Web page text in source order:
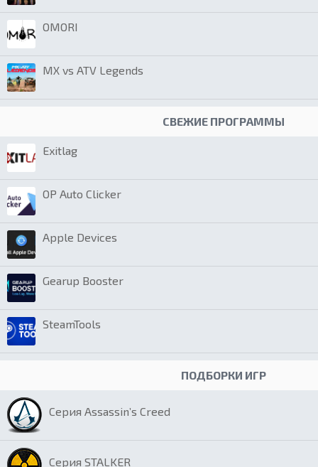
OMORI
MX vs ATV Legends
СВЕЖИЕ ПРОГРАММЫ
Exitlag
OP Auto Clicker
Apple Devices
Gearup Booster
SteamTools
ПОДБОРКИ ИГР
Серия Assassin’s Creed
Серия STALKER